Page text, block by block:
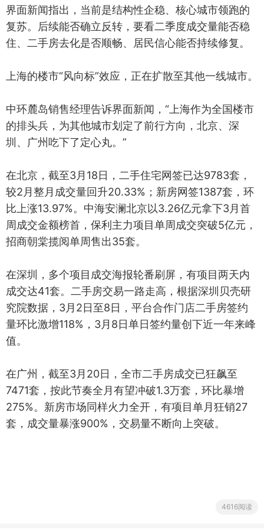
界面新闻指出，当前是结构性企稳、核心城市领跑的
复苏。后续能否确立反转，要看二季度成交量能否稳
住、二手房去化是否顺畅、居民信心能否持续修复。
上海的楼市“风向标”效应，正在扩散至其他一线城市。
中环麓岛销售经理告诉界面新闻，“上海作为全国楼市
的排头兵，为其他城市划定了前行方向，北京、深
圳、广州吃下了定心丸。”
在北京，截至3月18日，二手住宅网签已达9783套，
较2月整月成交量回升20.33%；新房网签1387套，环
比上涨13.97%。中海安澜北京以3.26亿元拿下3月首
周成交金额榜首，保利主力项目单周成交突破5亿元，
招商朝棠揽阅单周售出35套。
在深圳，多个项目成交海报轮番刷屏，有项目两天内
成交达41套。二手房交易一路走高，根据深圳贝壳研
究院数据，3月2日至8日，平台合作门店二手房签约
量环比激增118%，3月8日单日签约量创下近一年来峰
值。
在广州，截至3月20日，全市二手房成交已狂飙至
7471套，按此节奏全月有望冲破1.3万套，环比暴增
275%。新房市场同样火力全开，有项目单月狂销27
套，成交量暴涨900%，交易量不断向上突破。
4616阅读